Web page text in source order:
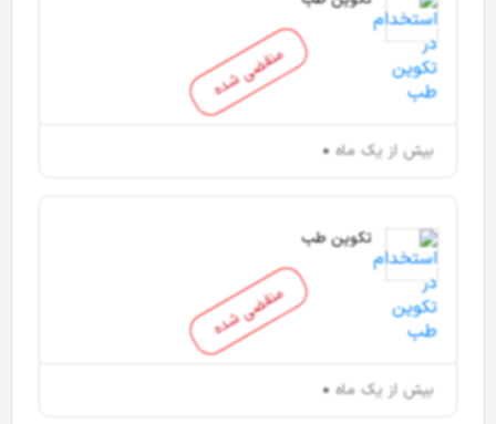
منقضی شده
بیش از یک ماه
منقضی شده
تکوین طب
بیش از یک ماه